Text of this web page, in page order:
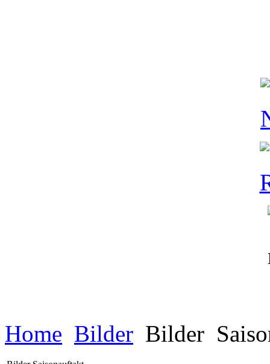
Home Bilder Bilder